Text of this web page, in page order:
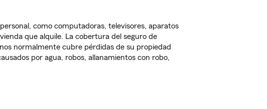
como computadoras, televisores, aparatos
que alquile. La cobertura del seguro de
normalmente cubre pérdidas de su propiedad
por agua, robos, allanamientos con robo,